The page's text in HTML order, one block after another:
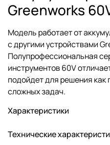
Greenworks
Модель работает от
с другими устройствами
Полупрофессиональная
инструментов 60V
подойдет для решения как
сложных задач.
Характеристики
Технические